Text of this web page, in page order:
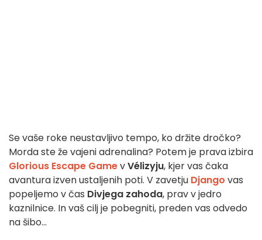
Se vaše roke neustavljivo tempo, ko držite dročko?
Morda ste že vajeni adrenalina? Potem je prava izbira
Glorious Escape GamevVélizyju, kjer vas čaka
avantura izven ustaljenih poti. V zavetju Django vas
popeljemo v čas Divjega zahoda, prav v jedro
kaznilnice. In vaš cilj je pobegniti, preden vas odvedo
na šibo...